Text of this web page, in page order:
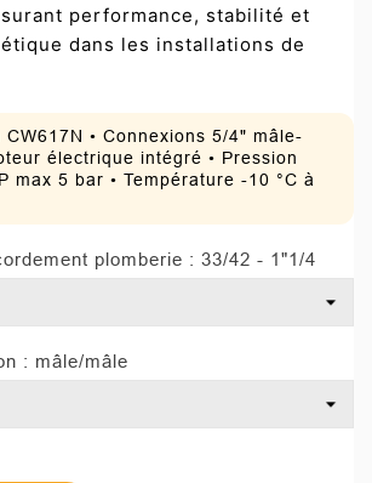
performance, stabilité et
dans les installations de
• Connexions 5/4" mâle-
électrique intégré • Pression
max 5 bar • Température -10 °C à
plomberie : 33/42 - 1"1/4
: mâle/mâle